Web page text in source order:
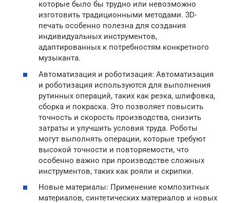
которые было бы трудно или невозможно
изготовить традиционными методами. 3D-
печать особенно полезна для создания
индивидуальных инструментов,
адаптированных к потребностям конкретного
музыканта.
Автоматизация и роботизация: Автоматизация
и роботизация используются для выполнения
рутинных операций, таких как резка, шлифовка,
сборка и покраска. Это позволяет повысить
точность и скорость производства, снизить
затраты и улучшить условия труда. Роботы
могут выполнять операции, которые требуют
высокой точности и повторяемости, что
особенно важно при производстве сложных
инструментов, таких как рояли и скрипки.
Новые материалы: Применение композитных
материалов, синтетических материалов и новых